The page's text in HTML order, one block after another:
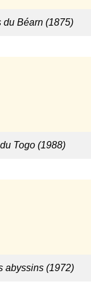
du Béarn (1875)
Togo (1988)
abyssins (1972)